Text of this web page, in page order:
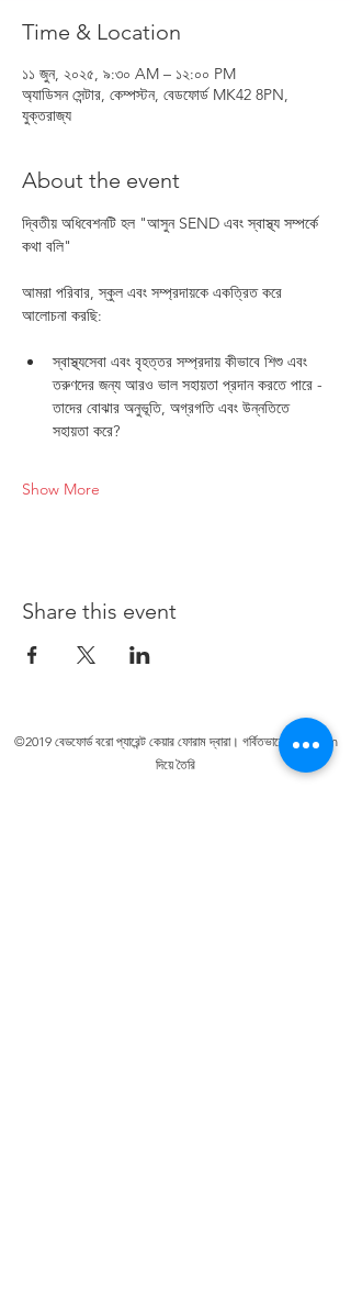
Time & Location
১১ জুন, ২০২৫, ৯:৩০ AM – ১২:০০ PM
অ্যাডিসন সেন্টার, কেম্পস্টন, বেডফোর্ড MK42 8PN,
যুক্তরাজ্য
About the event
দ্বিতীয় অধিবেশনটি হল "আসুন SEND এবং স্বাস্থ্য সম্পর্কে
কথা বলি"
আমরা পরিবার, স্কুল এবং সম্প্রদায়কে একত্রিত করে
আলোচনা করছি:
স্বাস্থ্যসেবা এবং বৃহত্তর সম্প্রদায় কীভাবে শিশু এবং
তরুণদের জন্য আরও ভাল সহায়তা প্রদান করতে পারে -
তাদের বোঝার অনুভূতি, অগ্রগতি এবং উন্নতিতে
সহায়তা করে?
Show More
Share this event
©2019 বেডফোর্ড বরো প্যারেন্ট কেয়ার ফোরাম দ্বারা। গর্বিতভাবে Wix.com
দিয়ে তৈরি